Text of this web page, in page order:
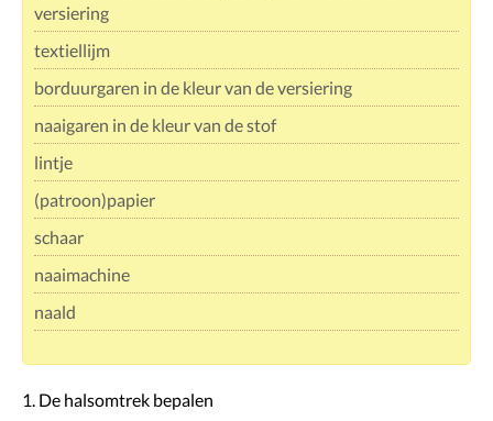
versiering
textiellijm
borduurgaren in de kleur van de versiering
naaigaren in de kleur van de stof
lintje
(patroon)papier
schaar
naaimachine
naald
1. De halsomtrek bepalen